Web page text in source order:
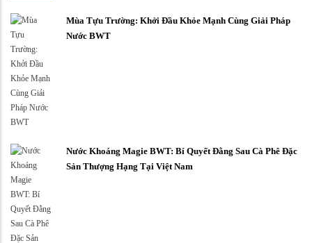
Mùa Tựu Trường: Khởi Đầu Khỏe Mạnh Cùng Giải Pháp
Nước BWT
Nước Khoáng Magie BWT: Bí Quyết Đằng Sau Cà Phê Đặc
Sản Thượng Hạng Tại Việt Nam